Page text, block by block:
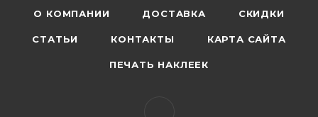
О КОМПАНИИ ДОСТАВКА СКИДКИ
СТАТЬИ КОНТАКТЫ КАРТА САЙТА
ПЕЧАТЬ НАКЛЕЕК